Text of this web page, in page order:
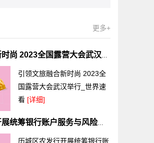
更多+
引领文旅融合新时尚 2023全国露营大会武汉举行_世界速看
引领文旅融合新时尚 2023全
国露营大会武汉举行_世界速
看 [详细]
历城区农发行开展统筹银行账户服务与风险自查工作_消息
历城区农发行开展统筹银行账